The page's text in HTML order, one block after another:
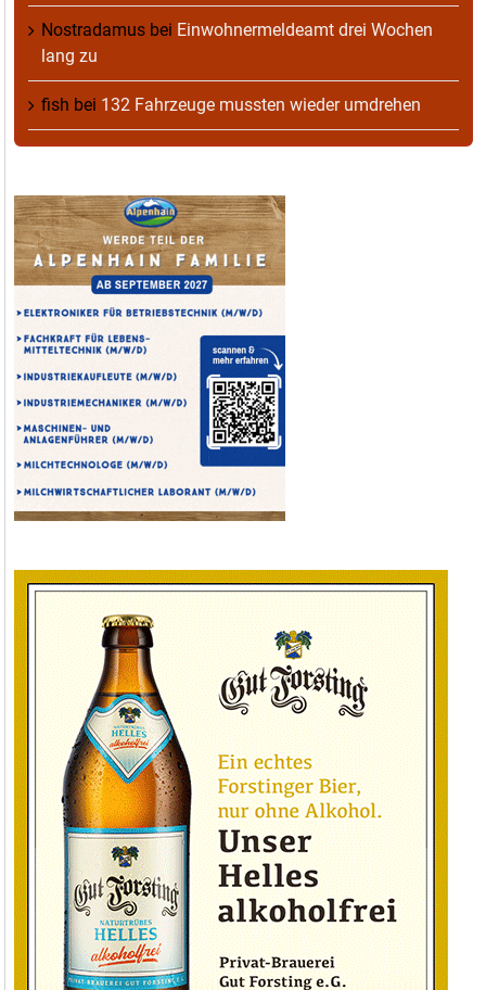
Nostradamus bei Einwohnermeldeamt drei Wochen
lang zu
fish bei 132 Fahrzeuge mussten wieder umdrehen